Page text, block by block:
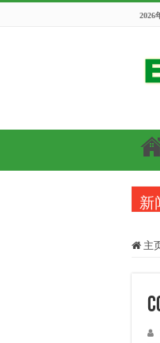
2026
新
主